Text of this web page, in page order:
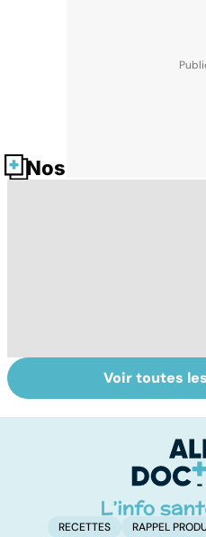
Nos fiches santé
Faites un pied de
nez à la rhinite
Voir toutes
RECETTES RAPPEL